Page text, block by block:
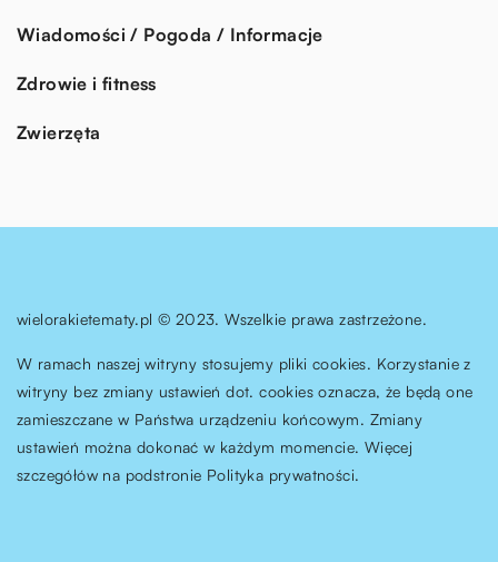
Wiadomości / Pogoda / Informacje
Zdrowie i fitness
Zwierzęta
wielorakietematy.pl © 2023. Wszelkie prawa zastrzeżone.
W ramach naszej witryny stosujemy pliki cookies. Korzystanie z
witryny bez zmiany ustawień dot. cookies oznacza, że będą one
zamieszczane w Państwa urządzeniu końcowym. Zmiany
ustawień można dokonać w każdym momencie. Więcej
szczegółów na podstronie Polityka prywatności.